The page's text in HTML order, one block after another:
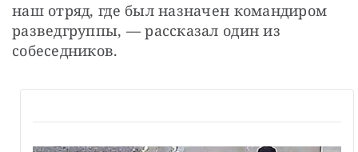
наш отряд, где был назначен командиром
разведгруппы, — рассказал один из
собеседников.